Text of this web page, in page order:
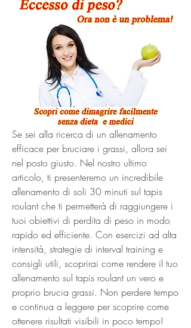
Se sei alla ricerca di un allenamento
efficace per bruciare i grassi, allora sei
nel posto giusto. Nel nostro ultimo
articolo, ti presenteremo un incredibile
allenamento di soli 30 minuti sul tapis
roulant che ti permetterà di raggiungere i
tuoi obiettivi di perdita di peso in modo
rapido ed efficiente. Con esercizi ad alta
intensità, strategie di interval training e
consigli utili, scoprirai come rendere il tuo
allenamento sul tapis roulant un vero e
proprio brucia grassi. Non perdere tempo
e continua a leggere per scoprire come
ottenere risultati visibili in poco tempo!